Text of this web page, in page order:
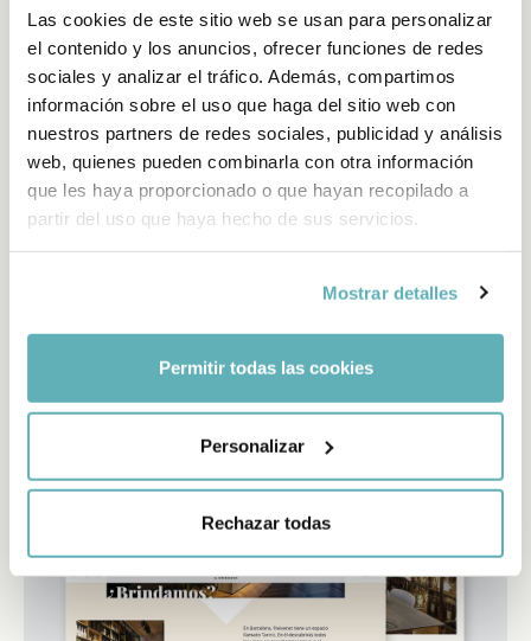
Las cookies de este sitio web se usan para personalizar
el contenido y los anuncios, ofrecer funciones de redes
sociales y analizar el tráfico. Además, compartimos
información sobre el uso que haga del sitio web con
nuestros partners de redes sociales, publicidad y análisis
web, quienes pueden combinarla con otra información
que les haya proporcionado o que hayan recopilado a
partir del uso que haya hecho de sus servicios.
Mostrar detalles
Permitir todas las cookies
Personalizar
Rechazar todas
Sarrià, a menys de 5 minuts a peu de la parada Les Tres
Torres dels FGC, línia que comunica el barri amb la cèntrica
plaça Catalunya de Barcelona.